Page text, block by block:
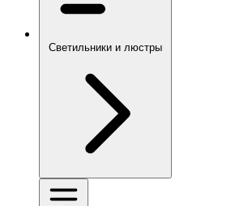
Светильники и люстры